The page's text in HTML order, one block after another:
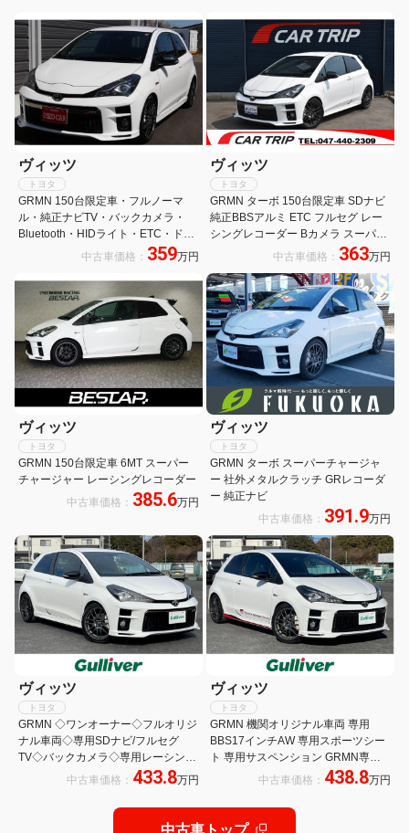
ヴィッツ
トヨタ
GRMN 150台限定車・フルノーマ
ル・純正ナビTV・バックカメラ・
Bluetooth・HIDライト・ETC・ドラ
レコ・社外品セキュリティ・新品フ
ー・屋内保管
中古車価格： 359万円
ヴィッツ
トヨタ
GRMN ターボ 150台限定車 SDナビ
純正BBSアルミ ETC フルセグ レー
シングレコーダー Bカメラ スーパー
チャージャー Pスタート HIDヘッド
ョン 高剛性ボディ
中古車価格： 363万円
ヴィッツ
トヨタ
GRMN 150台限定車 6MT スーパー
チャージャー レーシングレコーダー
中古車価格： 385.6万円
ヴィッツ
トヨタ
GRMN ターボ スーパーチャージャ
ー 社外メタルクラッチ GRレコーダ
ー 純正ナビ
中古車価格： 391.9万円
ヴィッツ
トヨタ
GRMN ◇ワンオーナー◇フルオリジ
ナル車両◇専用SDナビ/フルセグ
TV◇バックカメラ◇専用レーシング
レコーダー◇専用BBS17インチ
中古車価格： 433.8万円
ヴィッツ
トヨタ
GRMN 機関オリジナル車両 専用
BBS17インチAW 専用スポーツシー
ト 専用サスペンション GRMN専用T
ーConnectナビ TOYOTA GAZOO
中古車価格： 438.8万円